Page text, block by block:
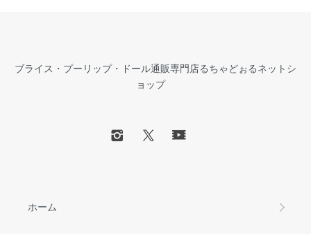
ブライス・プーリップ・ドール通販専門店るちゃどぉるネットシ
ョップ
ホーム